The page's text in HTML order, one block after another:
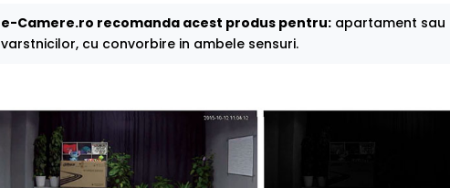
e-Camere.ro recomanda acest produs pentru: apartament sau
varstnicilor, cu convorbire in ambele sensuri.